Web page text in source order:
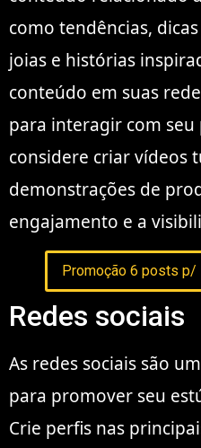
como tendências,
joias e histórias
conteúdo em suas
para interagir com seu
considere criar vídeos
demonstrações de
engajamento e a
Promoção 6 posts p/
Redes sociais
As redes sociais são
para promover seu
Crie perfis nas